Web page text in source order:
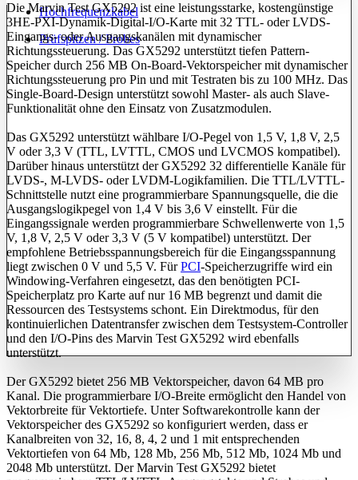
Hochfrequenzkabel
Prüfspitzen / Probes
Die Marvin Test GX5292 ist eine leistungsstarke, kostengünstige
3HE-PXI-Dynamik-Digital-I/O-Karte mit 32 TTL- oder LVDS-
Eingangs- oder Ausgangskanälen mit dynamischer
Richtungssteuerung. Das GX5292 unterstützt tiefen Pattern-
Speicher durch 256 MB On-Board-Vektorspeicher mit dynamischer
Richtungssteuerung pro Pin und mit Testraten bis zu 100 MHz. Das
Single-Board-Design unterstützt sowohl Master- als auch Slave-
Funktionalität ohne den Einsatz von Zusatzmodulen.
Das GX5292 unterstützt wählbare I/O-Pegel von 1,5 V, 1,8 V, 2,5
V oder 3,3 V (TTL, LVTTL, CMOS und LVCMOS kompatibel).
Darüber hinaus unterstützt der GX5292 32 differentielle Kanäle für
LVDS-, M-LVDS- oder LVDM-Logikfamilien. Die TTL/LVTTL-
Schnittstelle nutzt eine programmierbare Spannungsquelle, die die
Ausgangslogikpegel von 1,4 V bis 3,6 V einstellt. Für die
Eingangssignale werden programmierbare Schwellenwerte von 1,5
V, 1,8 V, 2,5 V oder 3,3 V (5 V kompatibel) unterstützt. Der
empfohlene Betriebsspannungsbereich für die Eingangsspannung
liegt zwischen 0 V und 5,5 V. FürPCI-Speicherzugriffe wird ein
Windowing-Verfahren eingesetzt, das den benötigten PCI-
Speicherplatz pro Karte auf nur 16 MB begrenzt und damit die
Ressourcen des Testsystems schont. Ein Direktmodus, für den
kontinuierlichen Datentransfer zwischen dem Testsystem-Controller
und den I/O-Pins des Marvin Test GX5292 wird ebenfalls
unterstützt.
Der GX5292 bietet 256 MB Vektorspeicher, davon 64 MB pro
Kanal. Die programmierbare I/O-Breite ermöglicht den Handel von
Vektorbreite für Vektortiefe. Unter Softwarekontrolle kann der
Vektorspeicher des GX5292 so konfiguriert werden, dass er
Kanalbreiten von 32, 16, 8, 4, 2 und 1 mit entsprechenden
Vektortiefen von 64 Mb, 128 Mb, 256 Mb, 512 Mb, 1024 Mb und
2048 Mb unterstützt. Der Marvin Test GX5292 bietet